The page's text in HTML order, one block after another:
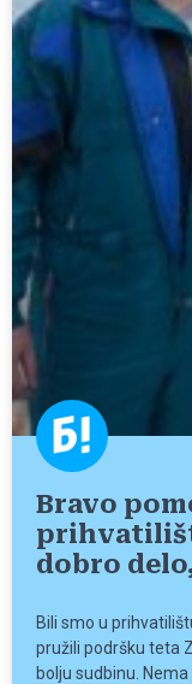
Bravo
dobro
Bili smo u
pružili podršku teta
bolju sudbinu.